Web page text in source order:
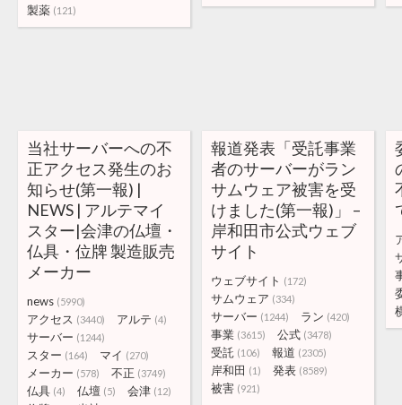
製薬 (121)
当社サーバーへの不
正アクセス発生のお
知らせ(第一報) |
NEWS | アルテマイ
スター|会津の仏壇・
仏具・位牌 製造販売
メーカー
news (5990)
アクセス (3440) アルテ (4)
サーバー (1244)
スター (164) マイ (270)
メーカー (578) 不正 (3749)
仏具 (4) 仏壇 (5) 会津 (12)
報道発表「受託事業
者のサーバーがラン
サムウェア被害を受
けました(第一報)」 –
岸和田市公式ウェブ
サイト
ウェブサイト (172)
サムウェア (334)
サーバー (1244) ラン (420)
事業 (3615) 公式 (3478)
受託 (106) 報道 (2305)
岸和田 (1) 発表 (8589)
被害 (921)